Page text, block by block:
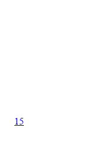
15